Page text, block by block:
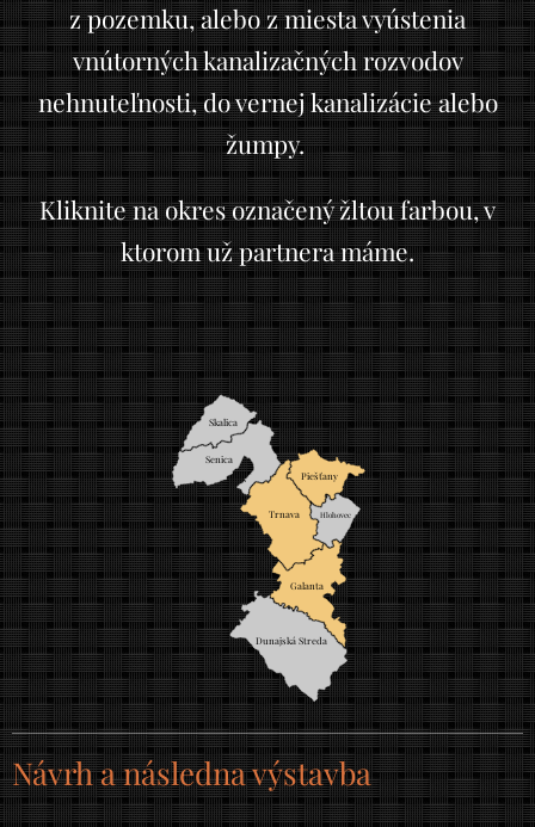
z pozemku, alebo z miesta vyústenia
vnútorných kanalizačných rozvodov
nehnuteľnosti, do vernej kanalizácie alebo
žumpy.
Kliknite na okres označený žltou farbou, v
ktorom už partnera máme.
Piešťany
Skalica
Senica
Trnava Hlohovec
Galanta
Dunajská Streda
Návrh a následna výstavba